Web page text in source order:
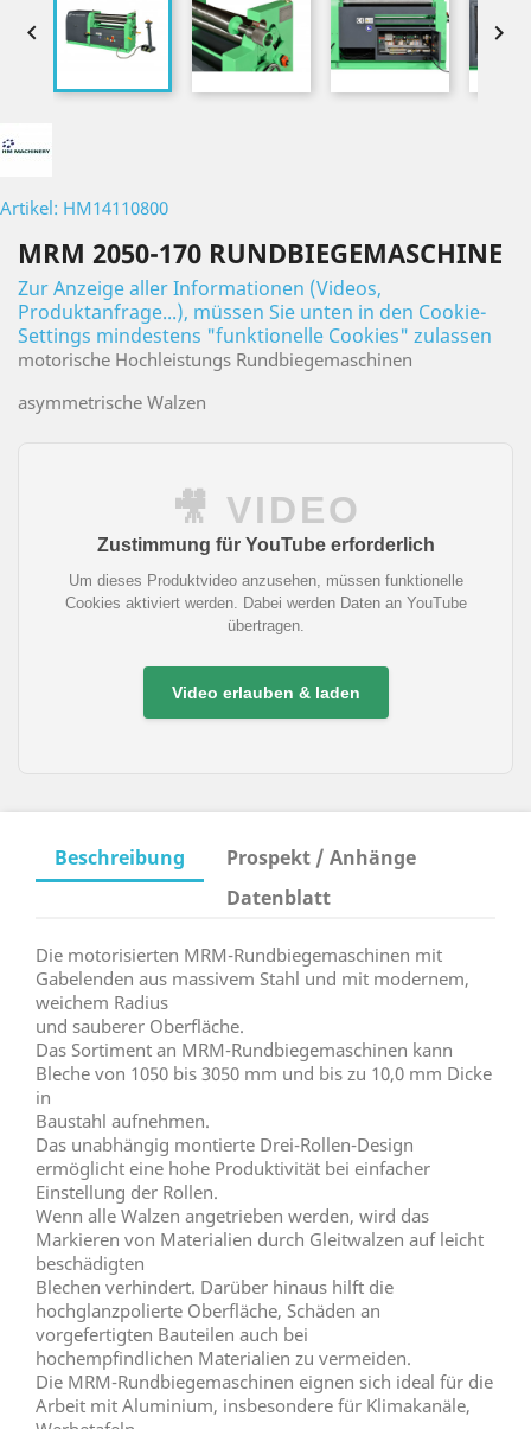
 
Artikel: HM14110800
MRM 2050-170 RUNDBIEGEMASCHINE
Zur Anzeige aller Informationen (Videos,
Produktanfrage...), müssen Sie unten in den Cookie-
Settings mindestens "funktionelle Cookies" zulassen
motorische Hochleistungs Rundbiegemaschinen
asymmetrische Walzen
🎥 VIDEO
Zustimmung für YouTube erforderlich
Um dieses Produktvideo anzusehen, müssen funktionelle
Cookies aktiviert werden. Dabei werden Daten an YouTube
übertragen.
Video erlauben & laden
Beschreibung
Prospekt / Anhänge
Datenblatt
Die motorisierten MRM-Rundbiegemaschinen mit
Gabelenden aus massivem Stahl und mit modernem,
weichem Radius
und sauberer Oberfläche.
Das Sortiment an MRM-Rundbiegemaschinen kann
Bleche von 1050 bis 3050 mm und bis zu 10,0 mm Dicke
in
Baustahl aufnehmen.
Das unabhängig montierte Drei-Rollen-Design
ermöglicht eine hohe Produktivität bei einfacher
Einstellung der Rollen.
Wenn alle Walzen angetrieben werden, wird das
Markieren von Materialien durch Gleitwalzen auf leicht
beschädigten
Blechen verhindert. Darüber hinaus hilft die
hochglanzpolierte Oberfläche, Schäden an
vorgefertigten Bauteilen auch bei
hochempfindlichen Materialien zu vermeiden.
Die MRM-Rundbiegemaschinen eignen sich ideal für die
Arbeit mit Aluminium, insbesondere für Klimakanäle,